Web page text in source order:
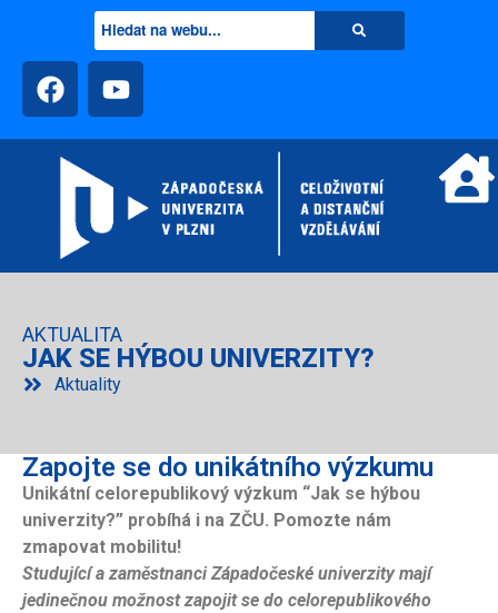
AKTUALITA
JAK SE HÝBOU UNIVERZITY?
Aktuality
Zapojte se do unikátního výzkumu
Unikátní celorepublikový výzkum “Jak se hýbou
univerzity?” probíhá i na ZČU. Pomozte nám
zmapovat mobilitu!
Studující a zaměstnanci Západočeské univerzity mají
jedinečnou možnost zapojit se do celorepublikového